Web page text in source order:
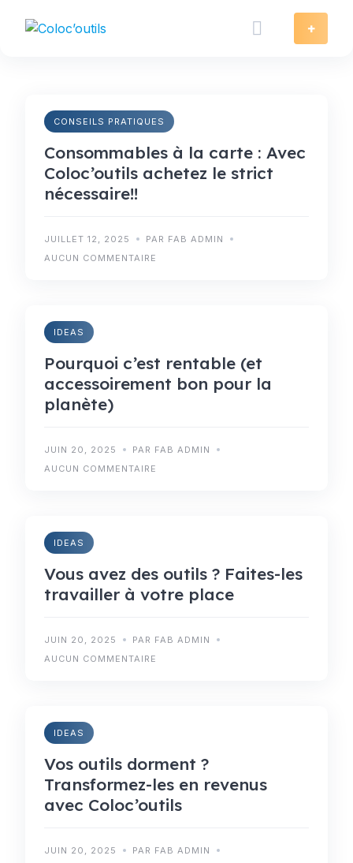
+
CONSEILS PRATIQUES
Consommables à la carte : Avec
Coloc’outils achetez le strict
nécessaire!!
JUILLET 12, 2025
PAR FAB ADMIN
AUCUN COMMENTAIRE
IDEAS
Pourquoi c’est rentable (et
accessoirement bon pour la
planète)
JUIN 20, 2025
PAR FAB ADMIN
AUCUN COMMENTAIRE
IDEAS
Vous avez des outils ? Faites-les
travailler à votre place
JUIN 20, 2025
PAR FAB ADMIN
AUCUN COMMENTAIRE
IDEAS
Vos outils dorment ?
Transformez-les en revenus
avec Coloc’outils
JUIN 20, 2025
PAR FAB ADMIN